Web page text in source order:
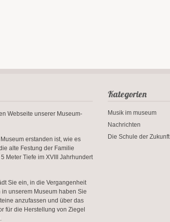
Webseite unserer Museum-
erstanden ist, wie es
alte Festung der Familie
Meter Tiefe im XVIII Jahrhundert
Sie ein, in die Vergangenheit
unserem Museum haben Sie
anzufassen und über das
für die Herstellung von Ziegel
Kategorien
Musik im museum
Nachrichten
Die Schule der Zukunft